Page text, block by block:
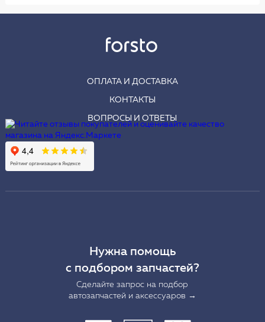
ОПЛАТА И ДОСТАВКА
КОНТАКТЫ
ВОПРОСЫ И ОТВЕТЫ
Нужна помощь
с подбором запчастей?
Сделайте запрос на подбор
автозапчастей и аксессуаров →